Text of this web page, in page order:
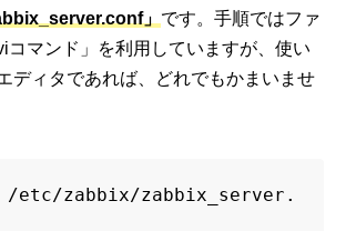
」 です。手順ではファ
コマンド」を利用していますが、使い
ディタであれば、どれでもかまいませ
etc/zabbix/zabbix_server.